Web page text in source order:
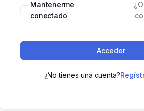
Mantenerme
conectado
Acceder
¿No tienes una cuenta?